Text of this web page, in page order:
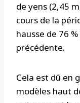
de yens (2,45
cours de la
hausse de 76
précédente.
Cela est dû en
modèles haut